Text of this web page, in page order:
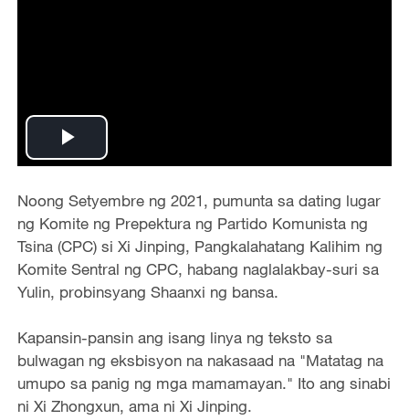
Play
Video
Noong Setyembre ng 2021, pumunta sa dating lugar
ng Komite ng Prepektura ng Partido Komunista ng
Tsina (CPC) si Xi Jinping, Pangkalahatang Kalihim ng
Komite Sentral ng CPC, habang naglalakbay-suri sa
Yulin, probinsyang Shaanxi ng bansa.
Kapansin-pansin ang isang linya ng teksto sa
bulwagan ng eksbisyon na nakasaad na "Matatag na
umupo sa panig ng mga mamamayan." Ito ang sinabi
ni Xi Zhongxun, ama ni Xi Jinping.